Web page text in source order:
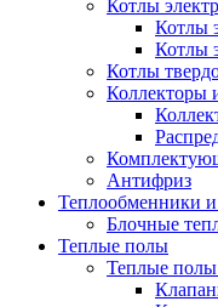
Котлы
Котлы
Котлы
Котлы
Коллекторы
Антифриз
Теплообменники
Блочные
Теплые полы
Теплые полы